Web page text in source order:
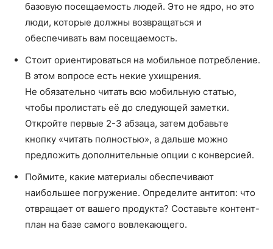
базовую посещаемость людей. Это не ядро, но это
люди, которые должны возвращаться и
обеспечивать вам посещаемость.
Стоит ориентироваться на мобильное потребление.
В этом вопросе есть некие ухищрения.
Не обязательно читать всю мобильную статью,
чтобы пролистать её до следующей заметки.
Откройте первые 2-3 абзаца, затем добавьте
кнопку «читать полностью», а дальше можно
предложить дополнительные опции с конверсией.
Поймите, какие материалы обеспечивают
наибольшее погружение. Определите антитоп: что
отвращает от вашего продукта? Составьте контент-
план на базе самого вовлекающего.